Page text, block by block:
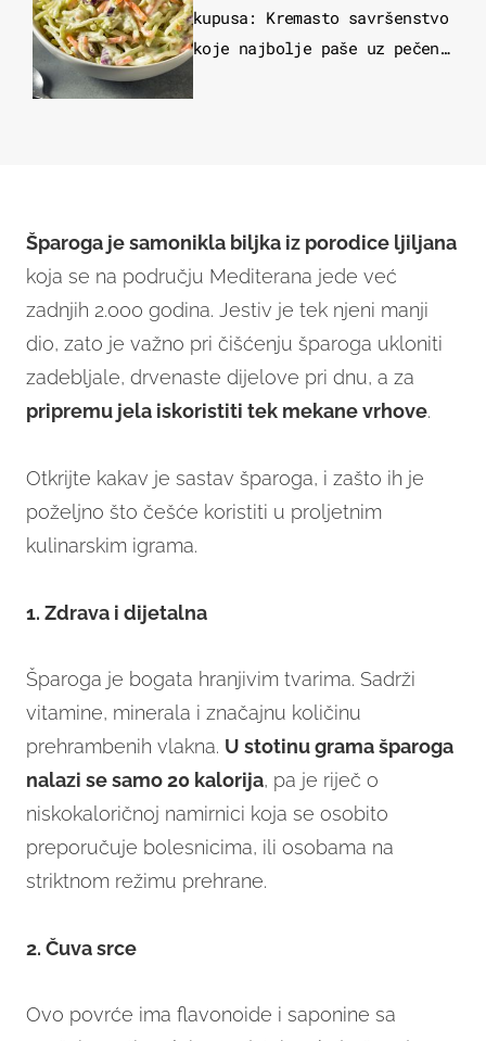
kupusa: Kremasto savršenstvo
koje najbolje paše uz pečeno
Šparoga je samonikla biljka iz porodice ljiljana
koja se na području Mediterana jede već
zadnjih 2.000 godina. Jestiv je tek njeni manji
dio, zato je važno pri čišćenju šparoga ukloniti
zadebljale, drvenaste dijelove pri dnu, a za
pripremu jela iskoristiti tek mekane vrhove.
Otkrijte kakav je sastav šparoga, i zašto ih je
poželjno što češće koristiti u proljetnim
kulinarskim igrama.
1. Zdrava i dijetalna
Šparoga je bogata hranjivim tvarima. Sadrži
vitamine, minerala i značajnu količinu
prehrambenih vlakna. U stotinu grama šparoga
nalazi se samo 20 kalorija, pa je riječ o
niskokaloričnoj namirnici koja se osobito
preporučuje bolesnicima, ili osobama na
striktnom režimu prehrane.
2. Čuva srce
Ovo povrće ima flavonoide i saponine sa